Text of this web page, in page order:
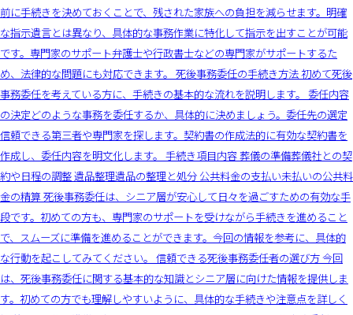
前に手続きを決めておくことで、残された家族への負担を減らせます。明確
な指示遺言とは異なり、具体的な事務作業に特化して指示を出すことが可能
です。専門家のサポート弁護士や行政書士などの専門家がサポートするた
め、法律的な問題にも対応できます。 死後事務委任の手続き方法 初めて死後
事務委任を考えている方に、手続きの基本的な流れを説明します。 委任内容
の決定どのような事務を委任するか、具体的に決めましょう。委任先の選定
信頼できる第三者や専門家を探します。契約書の作成法的に有効な契約書を
作成し、委任内容を明文化します。 手続き項目内容 葬儀の準備葬儀社との契
約や日程の調整 遺品整理遺品の整理と処分 公共料金の支払い未払いの公共料
金の精算 死後事務委任は、シニア層が安心して日々を過ごすための有効な手
段です。初めての方も、専門家のサポートを受けながら手続きを進めること
で、スムーズに準備を進めることができます。今回の情報を参考に、具体的
な行動を起こしてみてください。 信頼できる死後事務委任者の選び方 今回
は、死後事務委任に関する基本的な知識とシニア層に向けた情報を提供しま
す。初めての方でも理解しやすいように、具体的な手続きや注意点を詳しく